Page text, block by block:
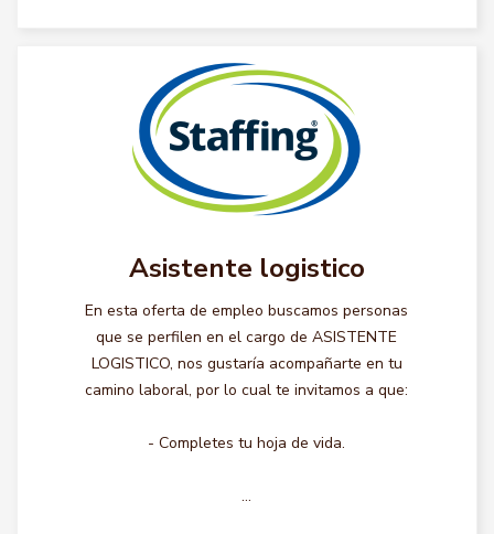
Asistente logistico
En esta oferta de empleo buscamos personas
que se perfilen en el cargo de ASISTENTE
LOGISTICO, nos gustaría acompañarte en tu
camino laboral, por lo cual te invitamos a que:
- Completes tu hoja de vida.
...